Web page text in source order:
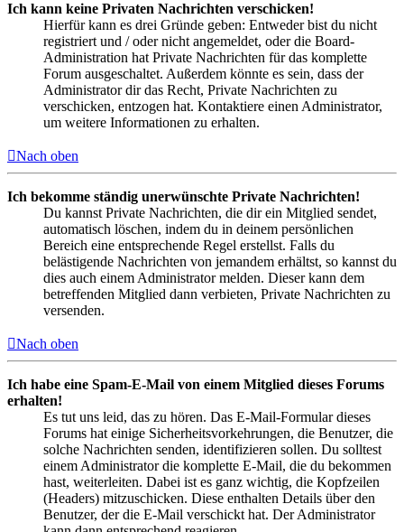
Ich kann keine Privaten Nachrichten verschicken!
Hierfür kann es drei Gründe geben: Entweder bist du nicht
registriert und / oder nicht angemeldet, oder die Board-
Administration hat Private Nachrichten für das komplette
Forum ausgeschaltet. Außerdem könnte es sein, dass der
Administrator dir das Recht, Private Nachrichten zu
verschicken, entzogen hat. Kontaktiere einen Administrator,
um weitere Informationen zu erhalten.
Nach oben
Ich bekomme ständig unerwünschte Private Nachrichten!
Du kannst Private Nachrichten, die dir ein Mitglied sendet,
automatisch löschen, indem du in deinem persönlichen
Bereich eine entsprechende Regel erstellst. Falls du
belästigende Nachrichten von jemandem erhältst, so kannst du
dies auch einem Administrator melden. Dieser kann dem
betreffenden Mitglied dann verbieten, Private Nachrichten zu
versenden.
Nach oben
Ich habe eine Spam-E-Mail von einem Mitglied dieses Forums
erhalten!
Es tut uns leid, das zu hören. Das E-Mail-Formular dieses
Forums hat einige Sicherheitsvorkehrungen, die Benutzer, die
solche Nachrichten senden, identifizieren sollen. Du solltest
einem Administrator die komplette E-Mail, die du bekommen
hast, weiterleiten. Dabei ist es ganz wichtig, die Kopfzeilen
(Headers) mitzuschicken. Diese enthalten Details über den
Benutzer, der die E-Mail verschickt hat. Der Administrator